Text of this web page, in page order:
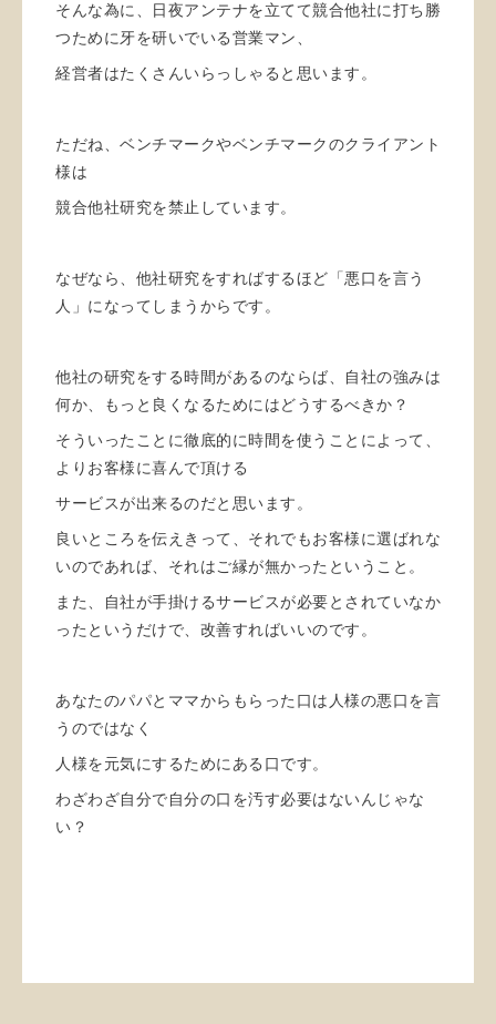
そんな為に、日夜アンテナを立てて競合他社に打ち勝
つために牙を研いでいる営業マン、
経営者はたくさんいらっしゃると思います。
ただね、ベンチマークやベンチマークのクライアント
様は
競合他社研究を禁止しています。
なぜなら、他社研究をすればするほど「悪口を言う
人」になってしまうからです。
他社の研究をする時間があるのならば、自社の強みは
何か、もっと良くなるためにはどうするべきか？
そういったことに徹底的に時間を使うことによって、
よりお客様に喜んで頂ける
サービスが出来るのだと思います。
良いところを伝えきって、それでもお客様に選ばれな
いのであれば、それはご縁が無かったということ。
また、自社が手掛けるサービスが必要とされていなか
ったというだけで、改善すればいいのです。
あなたのパパとママからもらった口は人様の悪口を言
うのではなく
人様を元気にするためにある口です。
わざわざ自分で自分の口を汚す必要はないんじゃな
い？